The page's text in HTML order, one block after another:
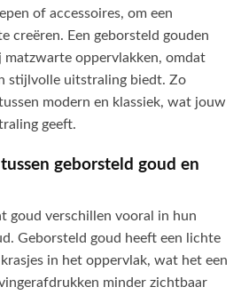
of accessoires, om een
creëren. Een geborsteld gouden
oppervlakken, omdat
stijlvolle uitstraling biedt. Zo
modern en klassiek, wat jouw
geeft.
geborsteld goud en
goud verschillen vooral in hun
Geborsteld goud heeft een lichte
in het oppervlak, wat het een
minder zichtbaar